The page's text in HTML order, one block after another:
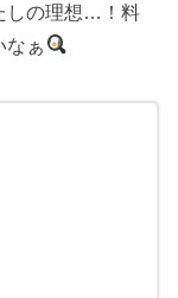
しの理想…！料
なぁ